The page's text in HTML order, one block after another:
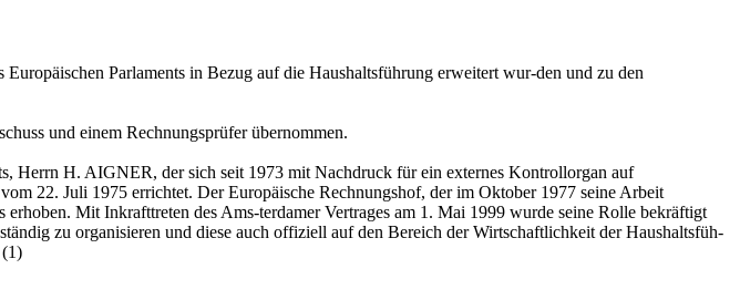
Parlaments in Bezug auf die Haushaltsführung erweitert wur-den und zu den
und einem Rechnungsprüfer übernommen.
Herrn H. AIGNER, der sich seit 1973 mit Nachdruck für ein externes Kontrollorgan auf
22. Juli 1975 errichtet. Der Europäische Rechnungshof, der im Oktober 1977 seine Arbeit
Mit Inkrafttreten des Ams-terdamer Vertrages am 1. Mai 1999 wurde seine Rolle bekräftigt
zu organisieren und diese auch offiziell auf den Bereich der Wirtschaftlichkeit der Haushaltsfüh-